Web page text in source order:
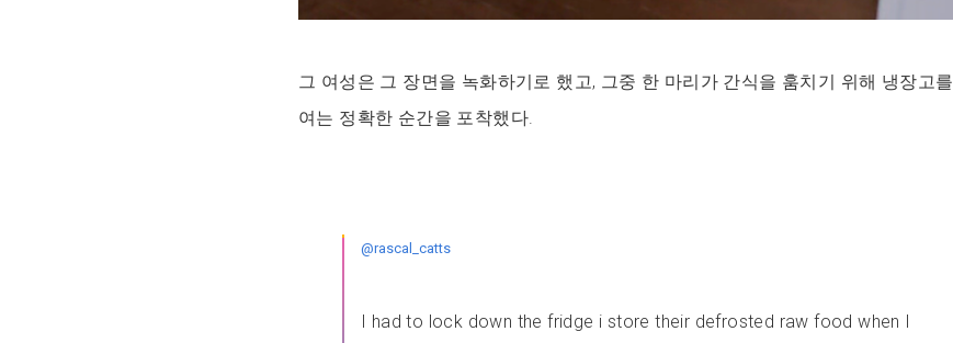
그 여성은 그 장면을 녹화하기로 했고, 그중 한 마리가 간식을 훔치기 위해 냉장고를
여는 정확한 순간을 포착했다.
@rascal_catts
I had to lock down the fridge i store their defrosted raw food when I